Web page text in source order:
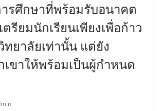
รศึกษาที่พร้อมรับอนาคต
ตรียมนักเรียนเพียงเพื่อก้าว
ทยาลัยเท่านั้น แต่ยัง
เขาให้พร้อมเป็นผู้กำหนด